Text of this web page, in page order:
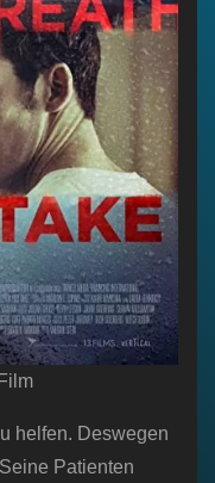
helfen. Deswegen
Patienten